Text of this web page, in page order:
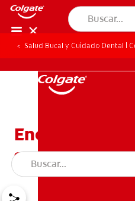
Salud Bucal y Cuidado Dental |
Encuentre
sensibilidad